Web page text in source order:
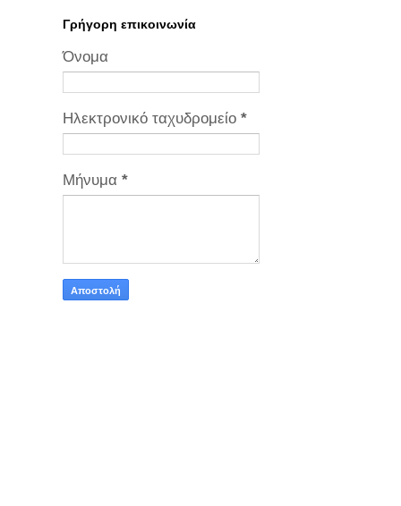
Γρήγορη επικοινωνία
Όνομα
Ηλεκτρονικό ταχυδρομείο *
Μήνυμα *